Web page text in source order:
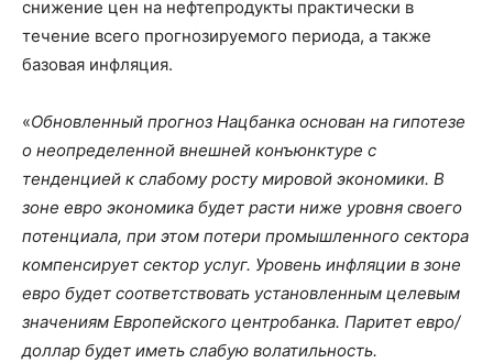
снижение цен на нефтепродукты практически в
течение всего прогнозируемого периода, а также
базовая инфляция.
«Обновленный прогноз Нацбанка основан на гипотезе
о неопределенной внешней конъюнктуре с
тенденцией к слабому росту мировой экономики. В
зоне евро экономика будет расти ниже уровня своего
потенциала, при этом потери промышленного сектора
компенсирует сектор услуг. Уровень инфляции в зоне
евро будет соответствовать установленным целевым
значениям Европейского центробанка. Паритет евро/
доллар будет иметь слабую волатильность.